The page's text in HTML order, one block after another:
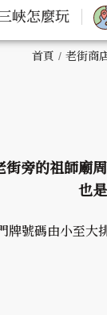
峽怎麼玩
首頁 老街商
街旁的祖師廟
也
牌號碼由小至